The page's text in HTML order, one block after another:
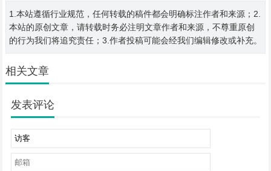
1.本站遵循行业规范，任何转载的稿件都会明确标注作者和来源；2.
本站的原创文章，请转载时务必注明文章作者和来源，不尊重原创
的行为我们将追究责任；3.作者投稿可能会经我们编辑修改或补充。
相关文章
发表评论